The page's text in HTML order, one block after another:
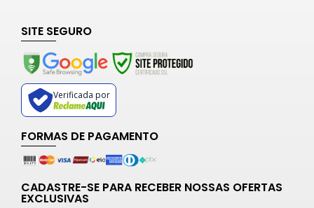
SITE SEGURO
Verificada por
FORMAS DE PAGAMENTO
CADASTRE-SE PARA RECEBER NOSSAS OFERTAS
EXCLUSIVAS